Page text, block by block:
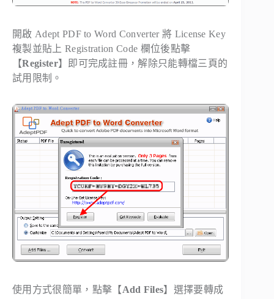
開啟 Adept PDF to Word Converter 將 License Key
複製並貼上 Registration Code 欄位後點擊
【Register】即可完成註冊，解除只能轉檔三頁的
試用限制。
使用方式很簡單，點擊【Add Files】選擇要轉成